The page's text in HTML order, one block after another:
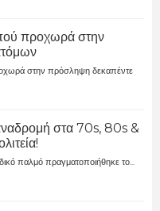
προχωρά στην
στην πρόσληψη δεκαπέντε
στα 70s, 80s &
παλμό πραγματοποιήθηκε το...